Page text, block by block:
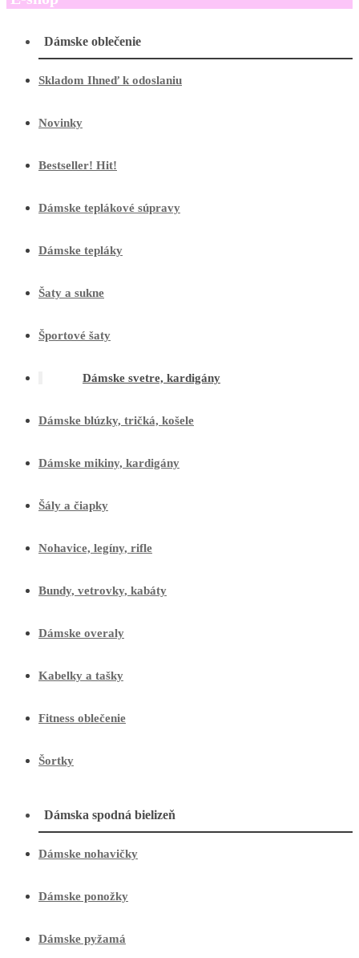
Dámske oblečenie
Skladom Ihneď k odoslaniu
Novinky
Bestseller! Hit!
Dámske teplákové súpravy
Dámske tepláky
Šaty a sukne
Športové šaty
Dámske svetre, kardigány
Dámske blúzky, tričká, košele
Dámske mikiny, kardigány
Šály a čiapky
Nohavice, legíny, rifle
Bundy, vetrovky, kabáty
Dámske overaly
Kabelky a tašky
Fitness oblečenie
Šortky
Dámska spodná bielizeň
Dámske nohavičky
Dámske ponožky
Dámske pyžamá